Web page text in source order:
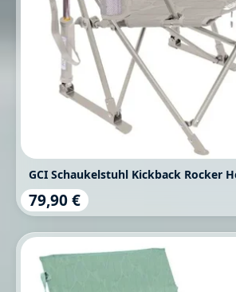
GCI Schaukelstuhl Kickback Rocker
Regulärer Preis:
79,90 €